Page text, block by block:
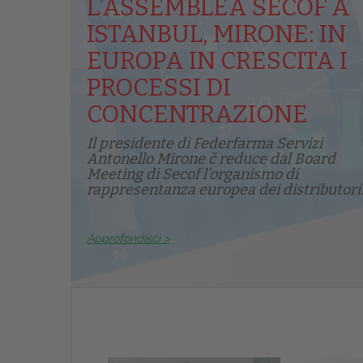
L’ASSEMBLEA SECOF A
ISTANBUL, MIRONE: IN
EUROPA IN CRESCITA I
PROCESSI DI
CONCENTRAZIONE
Il presidente di Federfarma Servizi
Antonello Mirone č reduce dal Board
Meeting di Secof l'organismo di
rappresentanza europea dei
Approfondisci >